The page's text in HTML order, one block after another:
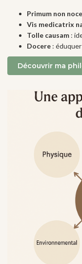
Primum non
Vis medicatrix
Tolle causam :
Docere :
Découvrir ma